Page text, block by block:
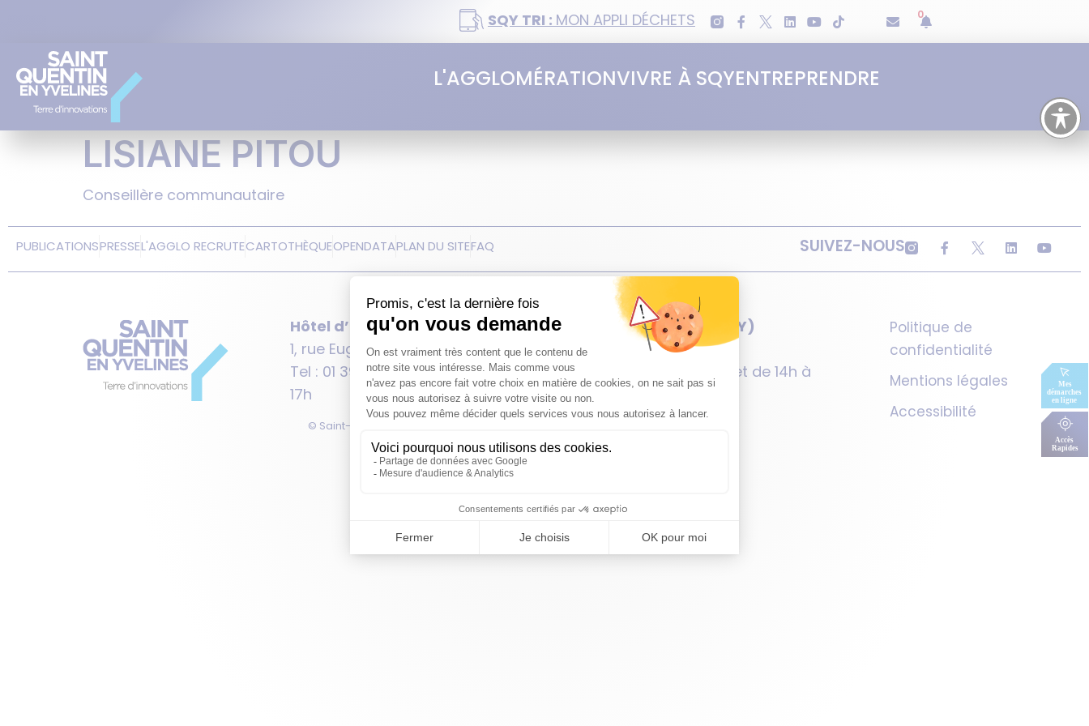
SQY TRI : MON APPLI DÉCHETS 0
L'AGGLOMÉRATIONVIVRE À SQYENTREPRENDRE
LISIANE PITOU
Conseillère communautaire
PUBLICATIONSPRESSEL'AGGLO RECRUTECARTOTHÈQUEOPENDATAPLAN DU SITEFAQ SUIVEZ-NOUS
Hôtel d’agglomération de Saint-Quentin-en-Yvelines (SQY)
1, rue Eugène-Hénaff, BP 10118, 78192 Trappes Cedex, France
Tel : 01 39 44 80 80 – Ouvert du Lundi au Vendredi de 9h à 12h et de 14h à
17h
Politique de
confidentialité
Mentions légales
Accessibilité
© Saint-Quentin-en-Yvelines — Tous droits réservés